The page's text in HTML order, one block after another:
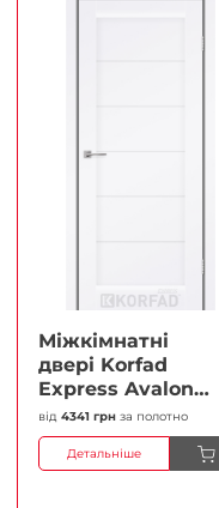
Міжкімнатні
двері Korfad
Express Avalon
Білий мат
Кристал
Антискретч
від 4341 грн за полотно
Детальніше